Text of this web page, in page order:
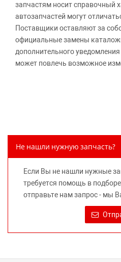
запчастям носит справочный
автозапчастей могут
Поставщики оставляют за
официальные замены
дополнительного
может повлечь возможное
предлагаемых к продаже
правообладателей указанных
Требование предоставлять
достоверную информацию о
продаже, обеспечивающую
выбора возложено на
«О защите прав
Не нашли нужную запчасть?
Если Вы не нашли нужные
требуется помощь в
отправьте нам запрос - мы